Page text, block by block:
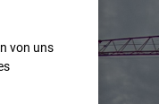
von uns